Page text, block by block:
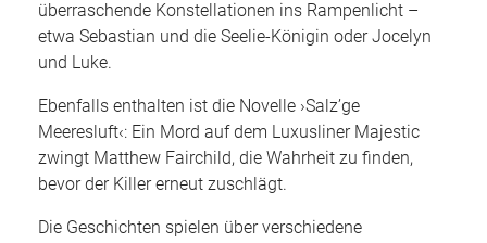
überraschende Konstellationen ins Rampenlicht –
etwa Sebastian und die Seelie-Königin oder Jocelyn
und Luke.
Ebenfalls enthalten ist die Novelle ›Salz’ge
Meeresluft‹: Ein Mord auf dem Luxusliner Majestic
zwingt Matthew Fairchild, die Wahrheit zu finden,
bevor der Killer erneut zuschlägt.
Die Geschichten spielen über verschiedene